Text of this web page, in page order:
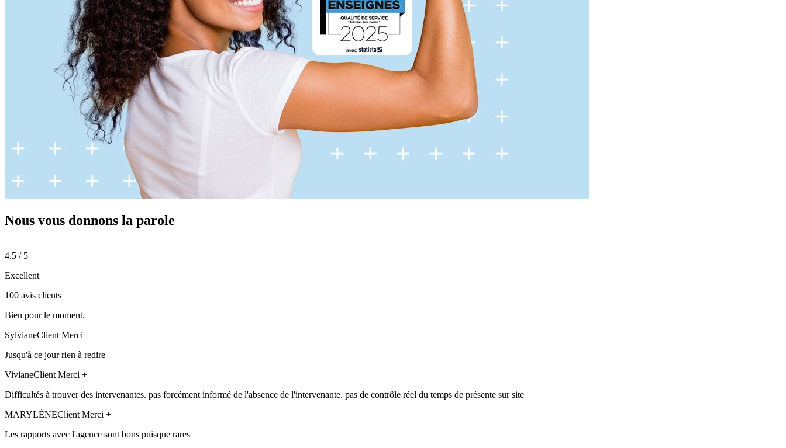
Nous vous donnons la parole
4.5 / 5
Excellent
100 avis clients
Bien pour le moment.
SylvianeClient Merci +
Jusqu'à ce jour rien à redire
VivianeClient Merci +
Difficultés à trouver des intervenantes. pas forcément informé de l'absence de l'intervenante. pas de contrôle réel du temps de présente sur site
MARYLÈNEClient Merci +
Les rapports avec l'agence sont bons puisque rares